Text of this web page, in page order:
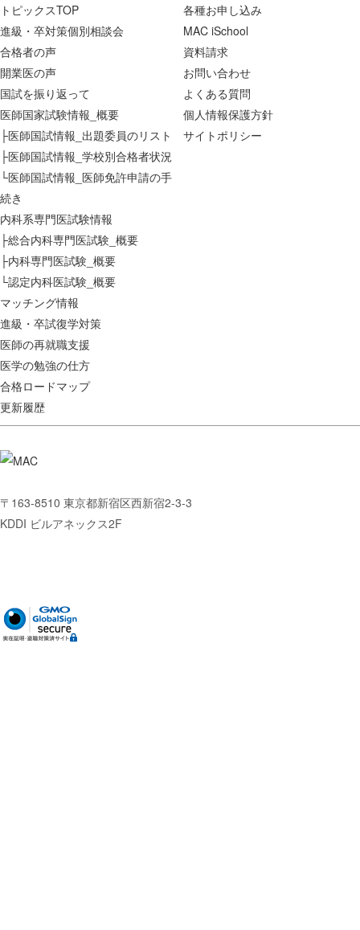
トピックスTOP
進級・卒対策個別相談会
合格者の声
開業医の声
国試を振り返って
医師国家試験情報_概要
├医師国試情報_出題委員のリスト
├医師国試情報_学校別合格者状況
└医師国試情報_医師免許申請の手
続き
内科系専門医試験情報
├総合内科専門医試験_概要
├内科専門医試験_概要
└認定内科医試験_概要
マッチング情報
進級・卒試復学対策
医師の再就職支援
医学の勉強の仕方
合格ロードマップ
更新履歴
各種お申し込み
MAC iSchool
資料請求
お問い合わせ
よくある質問
個人情報保護方針
サイトポリシー
〒163-8510 東京都新宿区西新宿2-3-3
KDDI ビルアネックス2F